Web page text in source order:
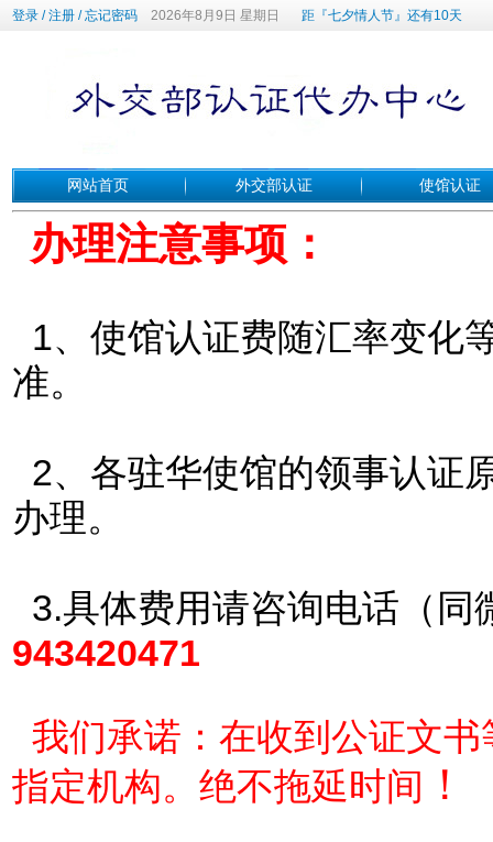
登录/注册/忘记密码 2026年8月9日 星期日 距『七夕情人节』还有10天
网站首页 外交部认证 使馆认证
办理注意事项：
1、使馆认证费随汇率变化
准。
2、各驻华使馆的领事认证
办理。
3.具体费用请咨询电话（同
943420471
我们承诺：在收到公证文
指定机构。绝不拖延时间 ！